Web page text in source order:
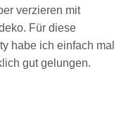
verzieren mit
Für diese
habe ich einfach mal
gut gelungen.